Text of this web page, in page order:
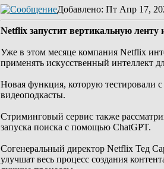
Добавлено: Пт Апр 17,
Netflix запустит вертикальную
Уже в этом месяце компания Netflix
применять искусственный интеллект
Новая функция, которую тестировали
видеоподкасты.
Стриминговый сервис также
запуска поиска с помощью ChatGPT.
Согенеральный директор Netflix Тед
улучшат весь процесс создания